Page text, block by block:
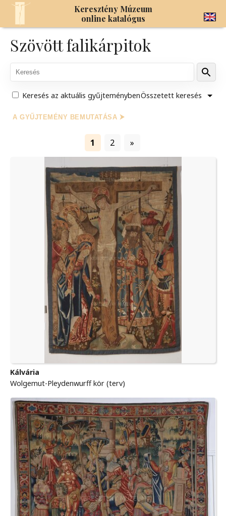
Keresztény Múzeum
online katalógus
Szövött falikárpitok
Összetett keresés
Keresés az aktuális gyűjteményben
A GYŰJTEMÉNY BEMUTATÁSA ⮞
1 2 »
Kálvária
Wolgemut-Pleydenwurff kör (terv)